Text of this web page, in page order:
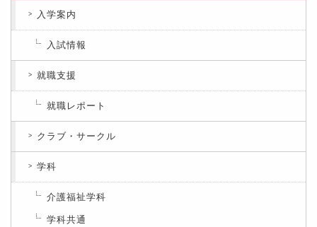
入学案内
入試情報
就職支援
就職レポート
クラブ・サークル
学科
介護福祉学科
学科共通